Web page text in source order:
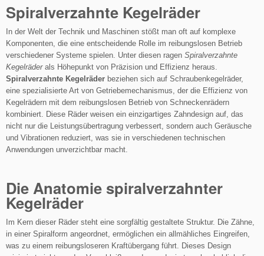
Spiralverzahnte Kegelräder
In der Welt der Technik und Maschinen stößt man oft auf komplexe
Komponenten, die eine entscheidende Rolle im reibungslosen Betrieb
verschiedener Systeme spielen. Unter diesen ragen Spiralverzahnte
Kegelräderals Höhepunkt von Präzision und Effizienz heraus.
Spiralverzahnte Kegelräder beziehen sich auf Schraubenkegelräder,
eine spezialisierte Art von Getriebemechanismus, der die Effizienz von
Kegelrädern mit dem reibungslosen Betrieb von Schneckenrädern
kombiniert. Diese Räder weisen ein einzigartiges Zahndesign auf, das
nicht nur die Leistungsübertragung verbessert, sondern auch Geräusche
und Vibrationen reduziert, was sie in verschiedenen technischen
Anwendungen unverzichtbar macht.
Die Anatomie spiralverzahnter
Kegelräder
Im Kern dieser Räder steht eine sorgfältig gestaltete Struktur. Die Zähne,
in einer Spiralform angeordnet, ermöglichen ein allmähliches Eingreifen,
was zu einem reibungsloseren Kraftübergang führt. Dieses Design